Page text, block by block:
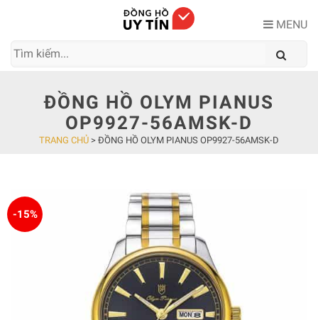
MENU
ĐỒNG HỒ OLYM PIANUS
OP9927-56AMSK-D
TRANG CHỦ > ĐỒNG HỒ OLYM PIANUS OP9927-56AMSK-D
-15%